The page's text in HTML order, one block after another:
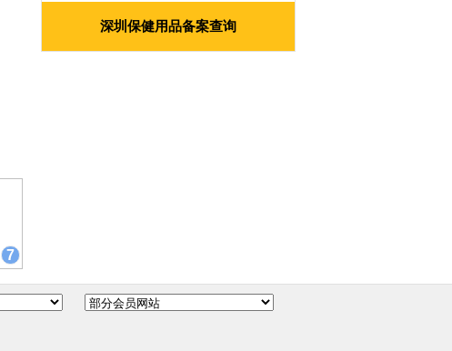
7
深圳保健用品备案查询